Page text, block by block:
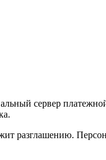
сервер
разглашению.